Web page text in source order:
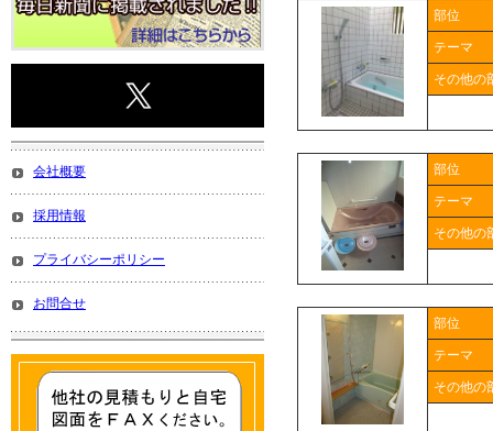
部位
テーマ
その他の
部位
テーマ
その他の
部位
テーマ
その他の
会社概要
採用情報
プライバシーポリシー
お問合せ